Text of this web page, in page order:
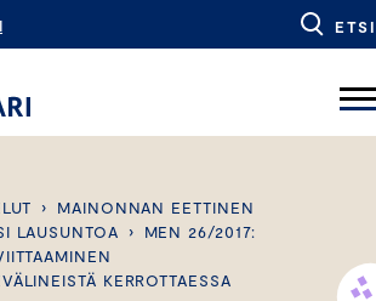
ETSI
›
MAINONNAN EETTINEN
LAUSUNTOA ›
MEN 26/2017:
KERROTTAESSA